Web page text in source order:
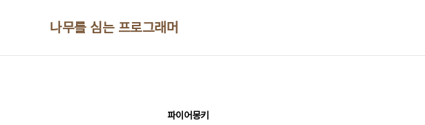
나무를 심는 프로그래머
파이어몽키